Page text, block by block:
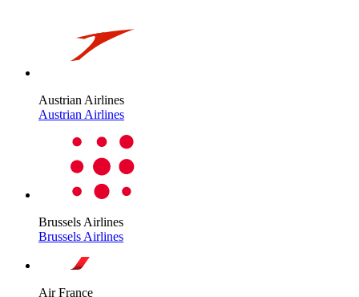
Austrian Airlines
Austrian Airlines
Brussels Airlines
Brussels Airlines
Air France